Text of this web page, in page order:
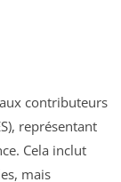
contributeurs
représentant
Cela inclut
mais